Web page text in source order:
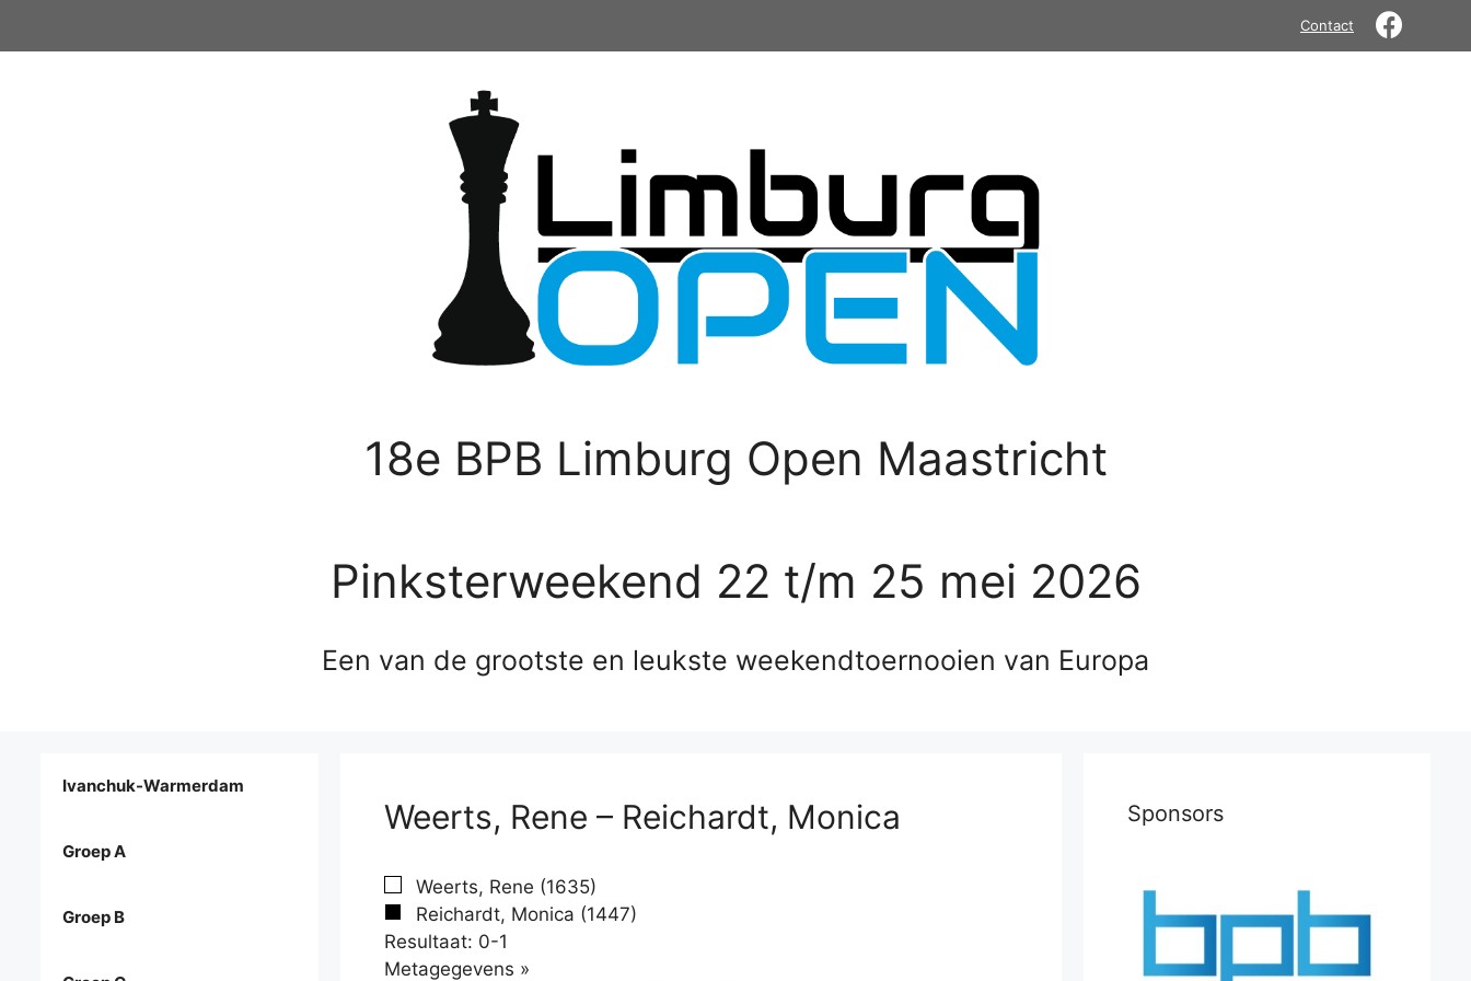
Contact
18e BPB Limburg Open Maastricht
Pinksterweekend 22 t/m 25 mei 2026
Een van de grootste en leukste weekendtoernooien van Europa
Weerts, Rene – Reichardt, Monica
Weerts, Rene (1635)
Reichardt, Monica (1447)
Resultaat: 0-1
Metagegevens »
Ivanchuk-Warmerdam
Groep A
Groep B
Sponsors